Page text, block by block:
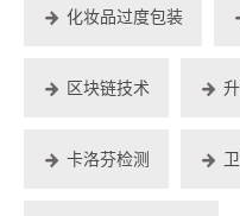
化妆品过度包装
区块链技术
卡洛芬检测